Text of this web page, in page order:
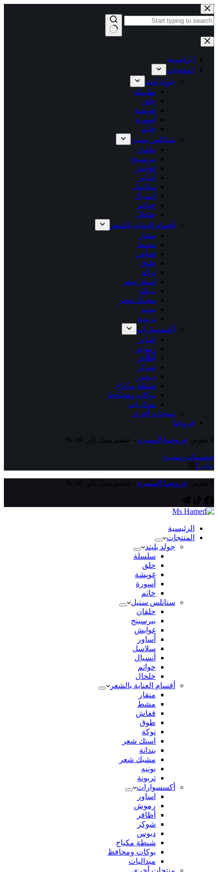
التجاوز
إلى
المحتوى
نتائج
الرئيسية
المنتجات
جولد بليتد
سلسلة
حلق
غويشة
أسورة
خاتم
ستانلس ستيل
حلقان
بيرسينج
غوايش
أساور
سلاسل
أنسيال
خواتم
خلخال
أقسام العناية بالشعر
منقار
مشط
قفاش
طوق
توكة
استك شعر
بندانة
مشبك شعر
بونيه
تربونة
أكسسوارات
اساور
رموش
أظافر
شوكر
دبوس
شنطة مكياج
بوكات ومحافظ
ميداليات
منتجات أخري
فروعنا
لا تفوتي عروضنا المميزة - خصم يصل إلى
خصومات مميزة
Login
عروضنا المميزة
الرئيسية
المنتجات
جولد بليتد
سلسلة
حلق
غويشة
أسورة
خاتم
ستانلس ستيل
حلقان
بيرسينج
غوايش
أساور
سلاسل
أنسيال
خواتم
خلخال
أقسام العناية بالشعر
منقار
مشط
قفاش
طوق
توكة
استك شعر
بندانة
مشبك شعر
بونيه
تربونة
أكسسوارات
اساور
رموش
أظافر
شوكر
دبوس
شنطة مكياج
بوكات ومحافظ
ميداليات
منتجات أخري